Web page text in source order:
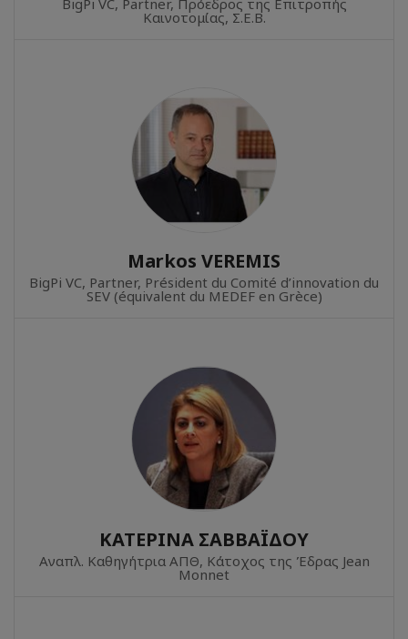
Καινοτομίας, Σ.Ε.Β.
Μarkos VEREMIS
BigPi VC, Partner, Président du Comité d’innovation du
SΕV (équivalent du MEDEF en Grèce)
ΚΑΤΕΡΙΝΑ ΣΑΒΒΑΪΔΟΥ
Αναπλ. Καθηγήτρια ΑΠΘ, Κάτοχος της Έδρας Jean
Monnet